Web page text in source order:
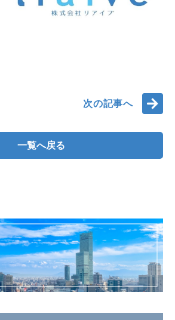
一覧へ戻る
次の記事へ